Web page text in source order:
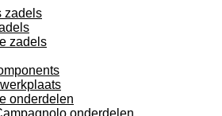
zadels
zadels
onderdelen
onderdelen